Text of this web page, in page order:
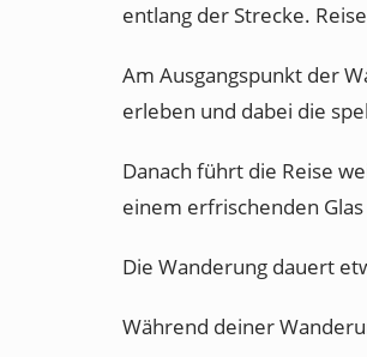
entlang der Strecke.
Am Ausgangspunkt der
erleben und dabei die
Danach führt die Reise
einem erfrischenden
Die Wanderung dauert
Während deiner